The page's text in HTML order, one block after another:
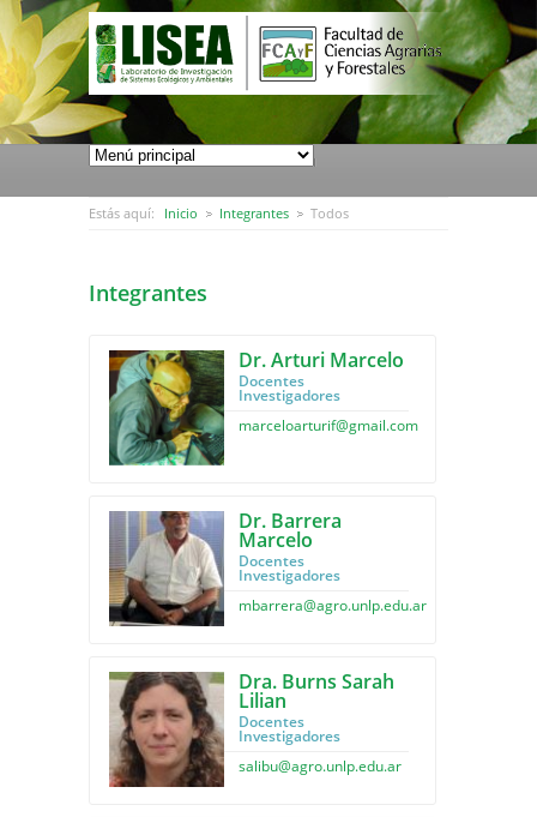
Pasar al contenido principal
Estás aquí: Inicio Integrantes Todos
Integrantes
Dr. Arturi Marcelo
Docentes
Investigadores
marceloarturif@gmail.com
Dr. Barrera
Marcelo
Docentes
Investigadores
mbarrera@agro.unlp.edu.ar
Dra. Burns Sarah
Lilian
Docentes
Investigadores
salibu@agro.unlp.edu.ar